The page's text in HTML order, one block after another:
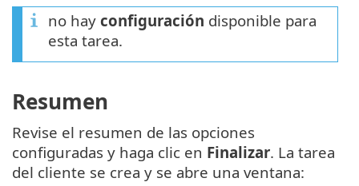
no hay configuración disponible para
esta tarea.
Resumen
Revise el resumen de las opciones
configuradas y haga clic en Finalizar. La tarea
del cliente se crea y se abre una ventana: